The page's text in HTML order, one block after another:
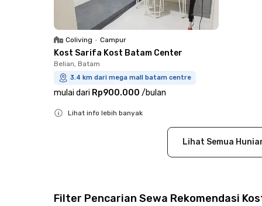
Coliving • Campur
Kost Sarifa Kost Batam Center
Belian, Batam
3.4 km dari mega mall batam centre
mulai dari Rp900.000 /bulan
Lihat info lebih banyak
Lihat Semua
Filter Pencarian Sewa Rekomendasi